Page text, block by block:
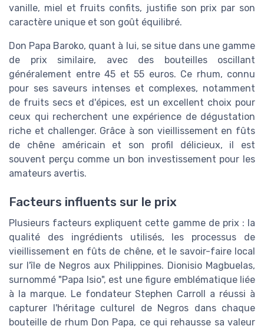
vanille, miel et fruits confits, justifie son prix par son
caractère unique et son goût équilibré.
Don Papa Baroko, quant à lui, se situe dans une gamme
de prix similaire, avec des bouteilles oscillant
généralement entre 45 et 55 euros. Ce rhum, connu
pour ses saveurs intenses et complexes, notamment
de fruits secs et d'épices, est un excellent choix pour
ceux qui recherchent une expérience de dégustation
riche et challenger. Grâce à son vieillissement en fûts
de chêne américain et son profil délicieux, il est
souvent perçu comme un bon investissement pour les
amateurs avertis.
Facteurs influents sur le prix
Plusieurs facteurs expliquent cette gamme de prix : la
qualité des ingrédients utilisés, les processus de
vieillissement en fûts de chêne, et le savoir-faire local
sur l'île de Negros aux Philippines. Dionisio Magbuelas,
surnommé "Papa Isio", est une figure emblématique liée
à la marque. Le fondateur Stephen Carroll a réussi à
capturer l'héritage culturel de Negros dans chaque
bouteille de rhum Don Papa, ce qui rehausse sa valeur